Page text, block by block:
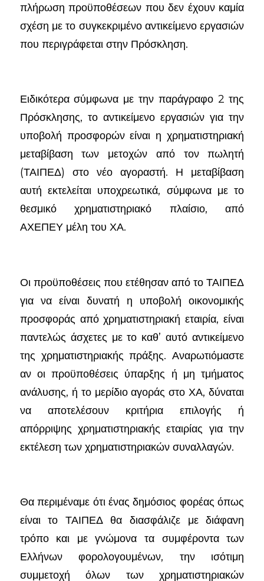
πλήρωση προϋποθέσεων που δεν έχουν καμία
σχέση με το συγκεκριμένο αντικείμενο εργασιών
που περιγράφεται στην Πρόσκληση.
Ειδικότερα σύμφωνα με την παράγραφο 2 της
Πρόσκλησης, το αντικείμενο εργασιών για την
υποβολή προσφορών είναι η χρηματιστηριακή
μεταβίβαση των μετοχών από τον πωλητή
(ΤΑΙΠΕΔ) στο νέο αγοραστή. Η μεταβίβαση
αυτή εκτελείται υποχρεωτικά, σύμφωνα με το
θεσμικό χρηματιστηριακό πλαίσιο, από
ΑΧΕΠΕΥ μέλη του ΧΑ.
Οι προϋποθέσεις που ετέθησαν από το ΤΑΙΠΕΔ
για να είναι δυνατή η υποβολή οικονομικής
προσφοράς από χρηματιστηριακή εταιρία, είναι
παντελώς άσχετες με το καθ’ αυτό αντικείμενο
της χρηματιστηριακής πράξης. Αναρωτιόμαστε
αν οι προϋποθέσεις ύπαρξης ή μη τμήματος
ανάλυσης, ή το μερίδιο αγοράς στο ΧΑ, δύναται
να αποτελέσουν κριτήρια επιλογής ή
απόρριψης χρηματιστηριακής εταιρίας για την
εκτέλεση των χρηματιστηριακών συναλλαγών.
Θα περιμέναμε ότι ένας δημόσιος φορέας όπως
είναι το ΤΑΙΠΕΔ θα διασφάλιζε με διάφανη
τρόπο και με γνώμονα τα συμφέροντα των
Ελλήνων φορολογουμένων, την ισότιμη
συμμετοχή όλων των χρηματιστηριακών